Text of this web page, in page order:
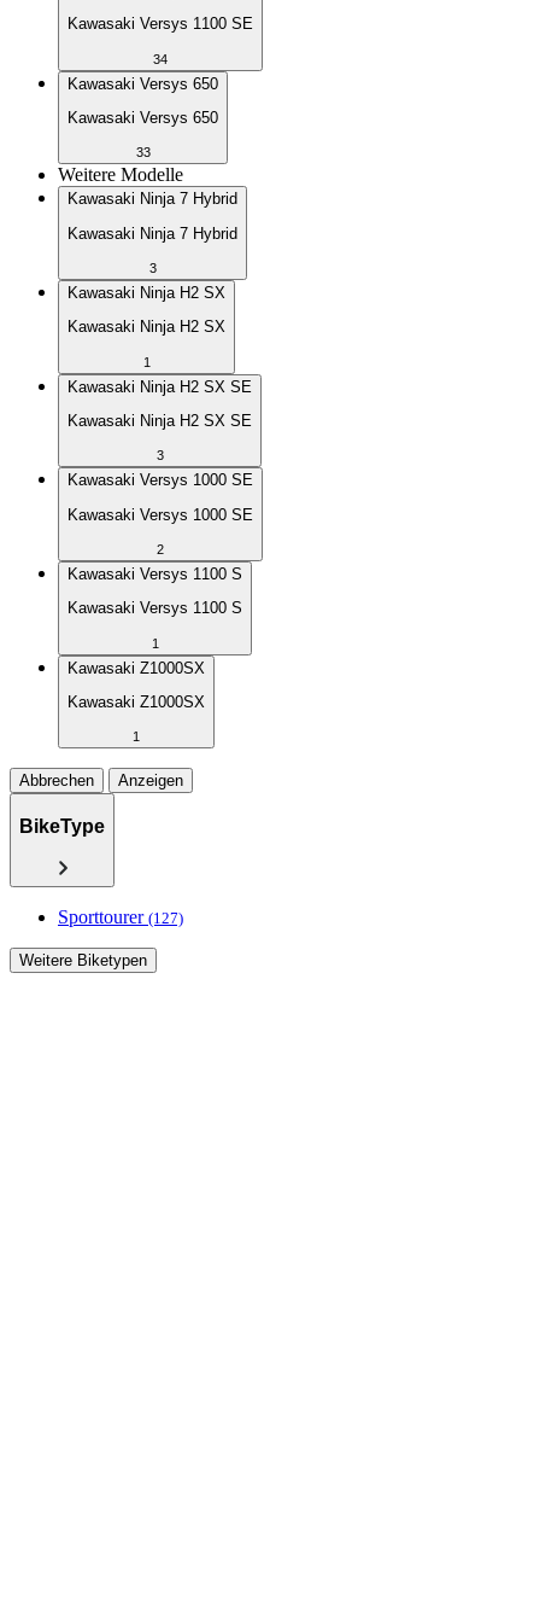
Kawasaki Versys 1100 SE
34
Kawasaki Versys 650
Kawasaki Versys 650
33
Weitere Modelle
Kawasaki Ninja 7 Hybrid
Kawasaki Ninja 7 Hybrid
3
Kawasaki Ninja H2 SX
Kawasaki Ninja H2 SX
1
Kawasaki Ninja H2 SX SE
Kawasaki Ninja H2 SX SE
3
Kawasaki Versys 1000 SE
Kawasaki Versys 1000 SE
2
Kawasaki Versys 1100 S
Kawasaki Versys 1100 S
1
Kawasaki Z1000SX
Kawasaki Z1000SX
1
Abbrechen Anzeigen
BikeType
Sporttourer (127)
Weitere Biketypen